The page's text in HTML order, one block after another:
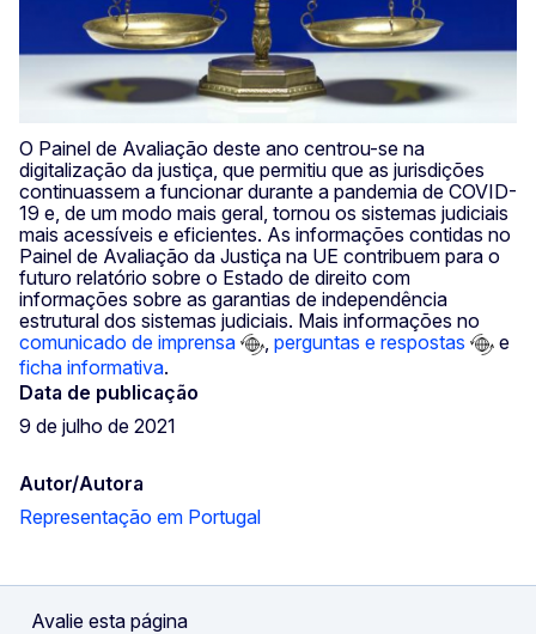
O Painel de Avaliação deste ano centrou-se na
digitalização da justiça, que permitiu que as jurisdições
continuassem a funcionar durante a pandemia de COVID-
19 e, de um modo mais geral, tornou os sistemas judiciais
mais acessíveis e eficientes. As informações contidas no
Painel de Avaliação da Justiça na UE contribuem para o
futuro relatório sobre o Estado de direito com
informações sobre as garantias de independência
estrutural dos sistemas judiciais. Mais informações no
comunicado de imprensa
perguntas e respostas
e
ficha informativa.
Data de publicação
9 de julho de 2021
Autor/Autora
Representação em Portugal
Avalie esta página